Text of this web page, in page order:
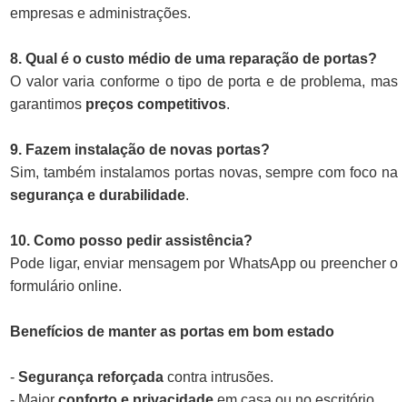
empresas e administrações.
8. Qual é o custo médio de uma reparação de portas?
O valor varia conforme o tipo de porta e de problema, mas
garantimos preços competitivos.
9. Fazem instalação de novas portas?
Sim, também instalamos portas novas, sempre com foco na
segurança e durabilidade.
10. Como posso pedir assistência?
Pode ligar, enviar mensagem por WhatsApp ou preencher o
formulário online.
Benefícios de manter as portas em bom estado
- Segurança reforçada contra intrusões.